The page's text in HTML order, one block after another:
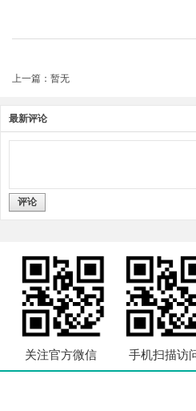
上一篇：暂无
最新评论
评论
关注官方微信 手机扫描访